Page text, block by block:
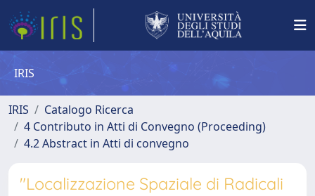
IRIS
IRIS
Catalogo Ricerca
4 Contributo in Atti di Convegno (Proceeding)
4.2 Abstract in Atti di convegno
"Localizzazione Spaziale di Radicali